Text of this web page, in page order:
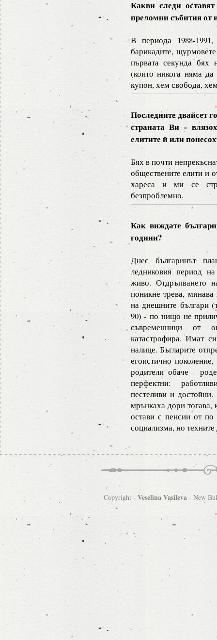
Какви следи
преломни събития от
В периода 1988-
барикадите,
първата секунда бях
(които никога няма
купон, хем свобода,
Последните двайсет
страната Ви -
елитите й или
Бях в почти
обществените елити и
хареса и ми се
безпроблемно.
Как виждате
години?
Днес българинът
ледниковия период
живо. Отдръпването
поникне трева,
на днешните българи
90) - по нищо не
съвременници от
катастрофира. Имат
налице. Бъгларите
егоистично
родители обаче -
перфектни:
пестеливи и
мрънкаха дори тогава,
остави с пенсии от
социализма, но
Copyright - Veselina Vasileva- New